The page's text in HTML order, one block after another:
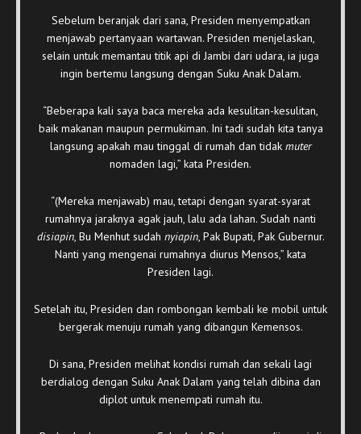
Sebelum beranjak dari sana, Presiden menyempatkan
menjawab pertanyaan wartawan. Presiden menjelaskan,
selain untuk memantau titik api di Jambi dari udara, ia juga
ingin bertemu langsung dengan Suku Anak Dalam.
“Beberapa kali saya baca mereka ada kesulitan-kesulitan,
baik makanan maupun permukiman. Ini tadi sudah kita tanya
langsung apakah mau tinggal di rumah dan tidak muter
nomaden lagi,” kata Presiden.
“(Mereka menjawab) mau, tetapi dengan syarat-syarat
rumahnya jaraknya agak jauh, lalu ada lahan. Sudah nanti
disiapin, Bu Menhut sudah nyiapin, Pak Bupati, Pak Gubernur.
Nanti yang mengenai rumahnya diurus Mensos,” kata
Presiden lagi.
Setelah itu, Presiden dan rombongan kembali ke mobil untuk
bergerak menuju rumah yang dibangun Kemensos.
Di sana, Presiden melihat kondisi rumah dan sekali lagi
berdialog dengan Suku Anak Dalam yang telah dibina dan
diplot untuk menempati rumah itu.